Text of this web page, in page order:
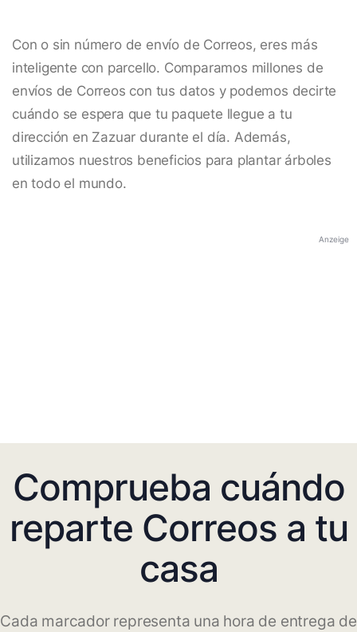
Con o sin número de envío de Correos, eres más
inteligente con parcello. Comparamos millones de
envíos de Correos con tus datos y podemos decirte
cuándo se espera que tu paquete llegue a tu
dirección en Zazuar durante el día. Además,
utilizamos nuestros beneficios para plantar árboles
en todo el mundo.
Anzeige
Comprueba cuándo
reparte Correos a tu
casa
Cada marcador representa una hora de entrega de